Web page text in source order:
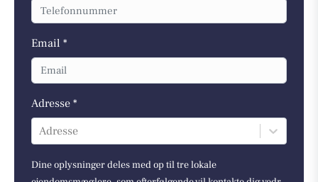
Email *
Adresse *
Adresse
Dine oplysninger deles med op til tre lokale